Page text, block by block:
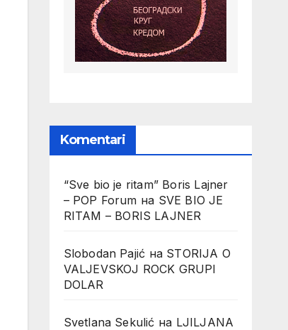
Komentari
“Sve bio je ritam” Boris Lajner
– POP Forum на SVE BIO JE
RITAM – BORIS LAJNER
Slobodan Pajić на STORIJA O
VALJEVSKOJ ROCK GRUPI
DOLAR
Svetlana Sekulić на LJILJANA